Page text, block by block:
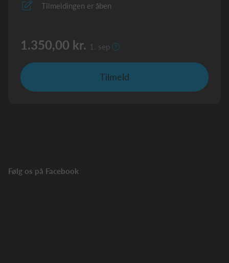
Tilmeldingen er åben
1.350,00 kr. 1. sep
Tilmeld
Følg os på Facebook